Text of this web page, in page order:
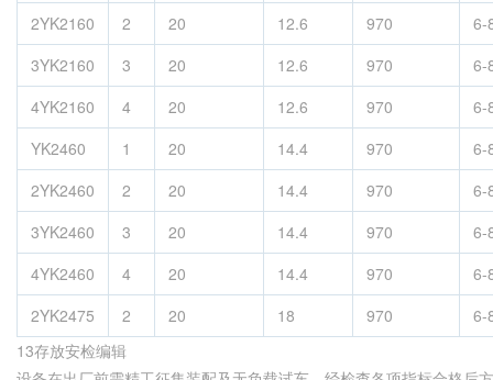
2YK2160
2 20 12.6 970
6-
3YK2160
3 20 12.6 970
6-
4YK2160
4 20 12.6 970
6-
YK2460
1 20 14.4 970
6-
2YK2460
2 20 14.4 970
6-
3YK2460
3 20 14.4 970
6-
4YK2460
4 20 14.4 970
6-
2YK2475
2 20 18 970
6-
13存放安检编辑